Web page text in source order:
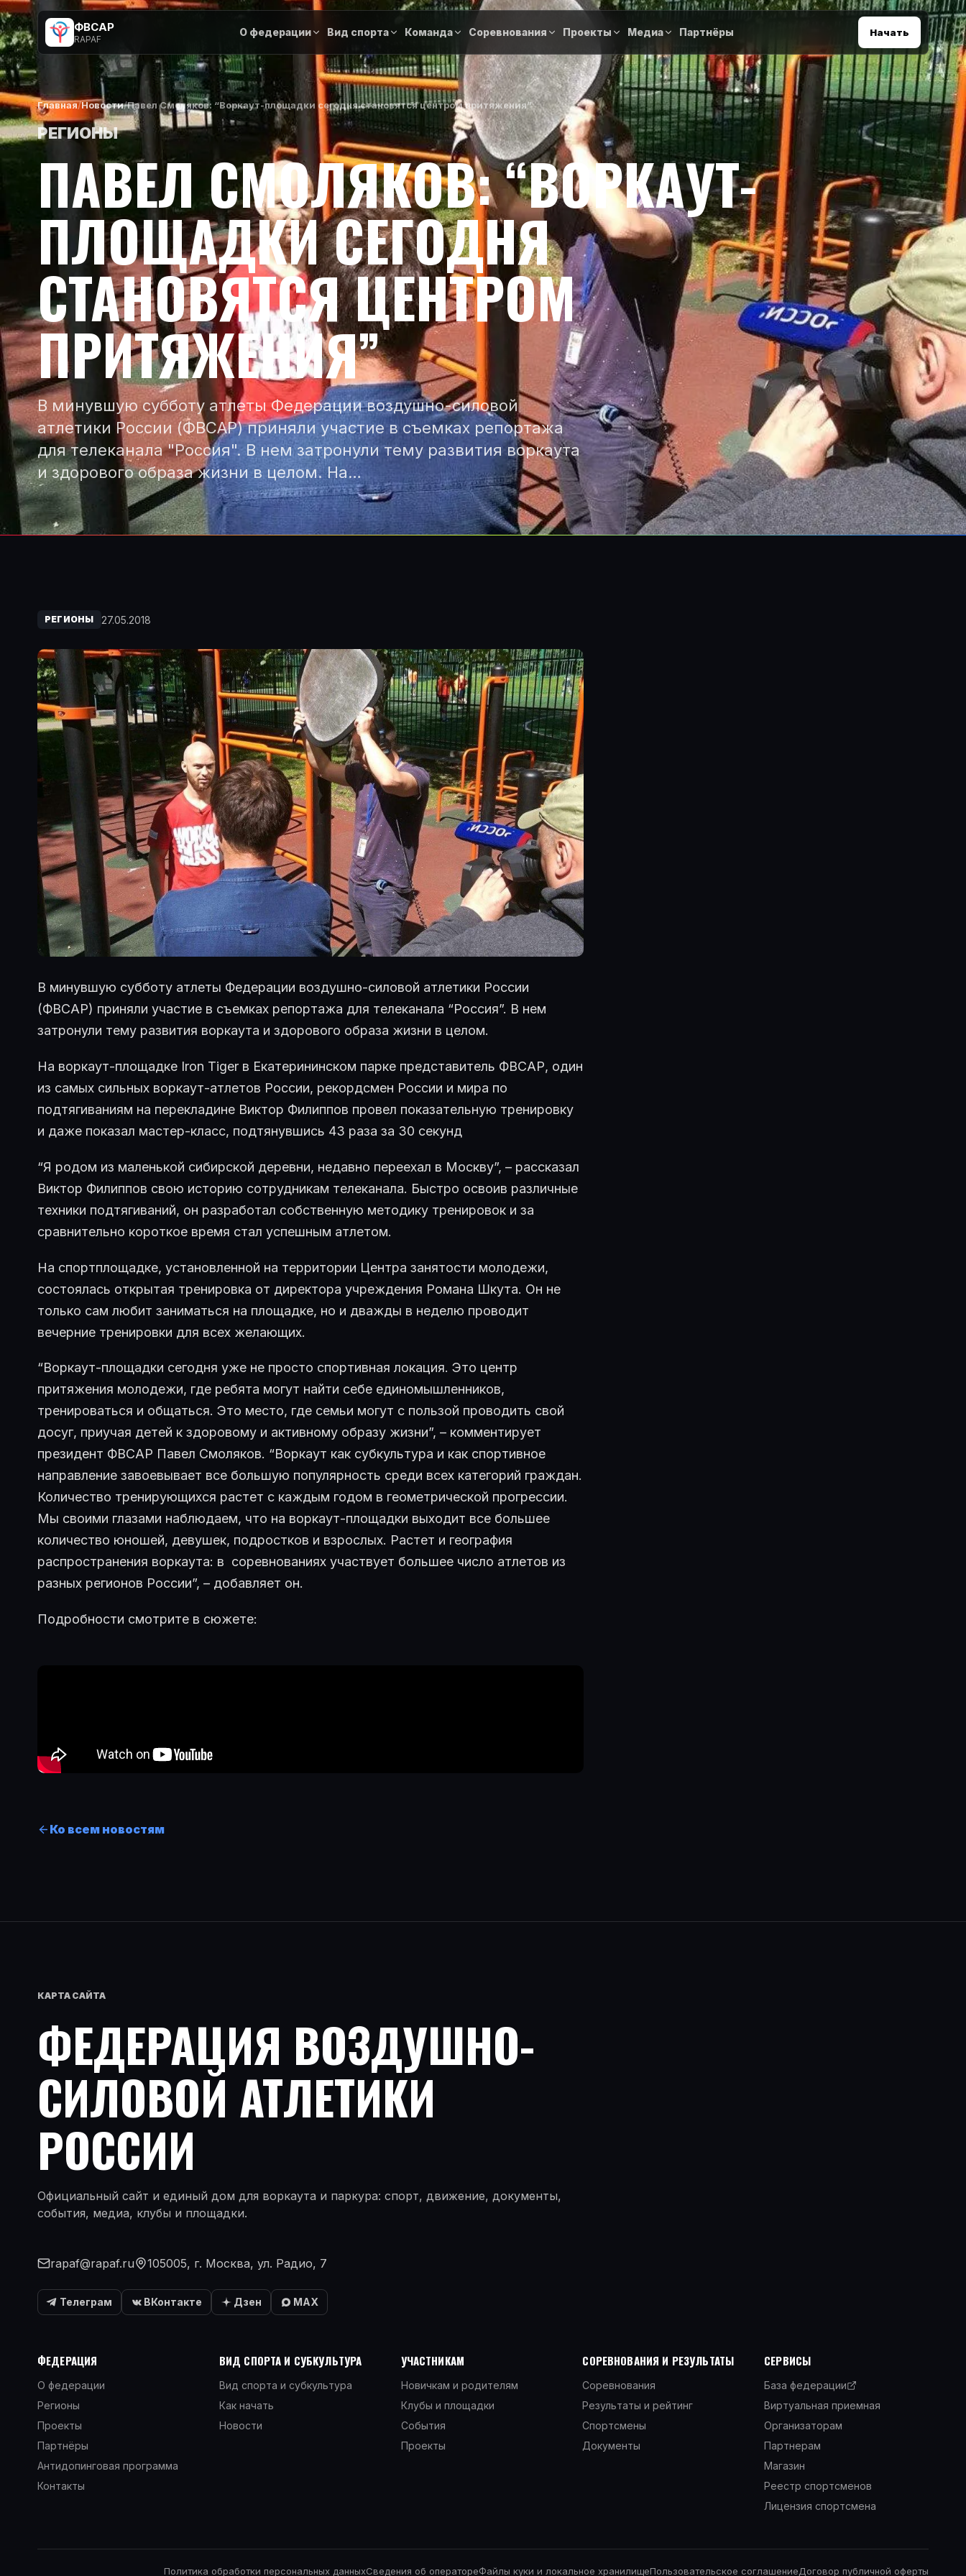
ФВСАР
RAPAF
О федерации Вид спорта Команда Соревнования Проекты Медиа Партнёры Начать
Главная/Новости/Павел Смоляков: “Воркаут-площадки сегодня становятся центром притяжения”
РЕГИОНЫ
ПАВЕЛ СМОЛЯКОВ: “ВОРКАУТ-
ПЛОЩАДКИ СЕГОДНЯ
СТАНОВЯТСЯ ЦЕНТРОМ
ПРИТЯЖЕНИЯ”
В минувшую субботу атлеты Федерации воздушно-силовой
атлетики России (ФВСАР) приняли участие в съемках репортажа
для телеканала "Россия". В нем затронули тему развития воркаута
и здорового образа жизни в целом. На…
РЕГИОНЫ 27.05.2018
В минувшую субботу атлеты Федерации воздушно-силовой атлетики России
(ФВСАР) приняли участие в съемках репортажа для телеканала “Россия”. В нем
затронули тему развития воркаута и здорового образа жизни в целом.
На воркаут-площадке Iron Tiger в Екатерининском парке представитель ФВСАР, один
из самых сильных воркаут-атлетов России, рекордсмен России и мира по
подтягиваниям на перекладине Виктор Филиппов провел показательную тренировку
и даже показал мастер-класс, подтянувшись 43 раза за 30 секунд
“Я родом из маленькой сибирской деревни, недавно переехал в Москву”, – рассказал
Виктор Филиппов свою историю сотрудникам телеканала. Быстро освоив различные
техники подтягиваний, он разработал собственную методику тренировок и за
сравнительно короткое время стал успешным атлетом.
На спортплощадке, установленной на территории Центра занятости молодежи,
состоялась открытая тренировка от директора учреждения Романа Шкута. Он не
только сам любит заниматься на площадке, но и дважды в неделю проводит
вечерние тренировки для всех желающих.
“Воркаут-площадки сегодня уже не просто спортивная локация. Это центр
притяжения молодежи, где ребята могут найти себе единомышленников,
тренироваться и общаться. Это место, где семьи могут с пользой проводить свой
досуг, приучая детей к здоровому и активному образу жизни”, – комментирует
президент ФВСАР Павел Смоляков. “Воркаут как субкультура и как спортивное
направление завоевывает все большую популярность среди всех категорий граждан.
Количество тренирующихся растет с каждым годом в геометрической прогрессии.
Мы своими глазами наблюдаем, что на воркаут-площадки выходит все большее
количество юношей, девушек, подростков и взрослых. Растет и география
распространения воркаута: в соревнованиях участвует большее число атлетов из
разных регионов России”, – добавляет он.
Подробности смотрите в сюжете:
Ко всем новостям
КАРТА САЙТА
ФЕДЕРАЦИЯ ВОЗДУШНО-
СИЛОВОЙ АТЛЕТИКИ
РОССИИ
Официальный сайт и единый дом для воркаута и паркура: спорт, движение, документы,
события, медиа, клубы и площадки.
rapaf@rapaf.ru 105005, г. Москва, ул. Радио, 7
Телеграм ВКонтакте Дзен MAX
ФЕДЕРАЦИЯ
О федерации
Регионы
Проекты
Партнёры
Антидопинговая программа
Контакты
ВИД СПОРТА И СУБКУЛЬТУРА
Вид спорта и субкультура
Как начать
Новости
УЧАСТНИКАМ
Новичкам и родителям
Клубы и площадки
События
Проекты
СОРЕВНОВАНИЯ И РЕЗУЛЬТАТЫ
Соревнования
Результаты и рейтинг
Спортсмены
Документы
СЕРВИСЫ
База федерации
Виртуальная приемная
Организаторам
Партнерам
Магазин
Реестр спортсменов
Лицензия спортсмена
Политика обработки персональных данныхСведения об оператореФайлы куки и локальное хранилищеПользовательское соглашениеДоговор публичной оферты